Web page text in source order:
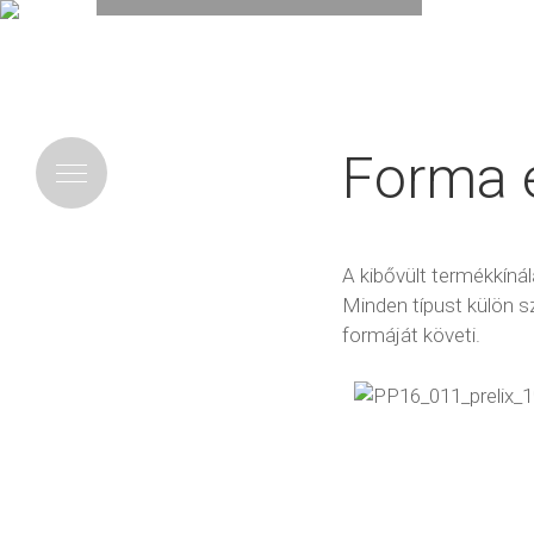
Forma
A kibővült
Minden típust külön
formáját követi.